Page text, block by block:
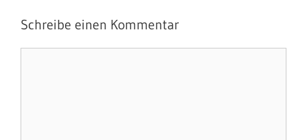
Schreibe einen Kommentar